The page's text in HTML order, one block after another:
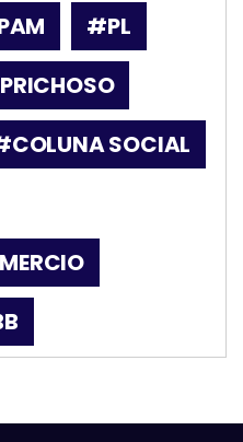
#PL
SOCIAL